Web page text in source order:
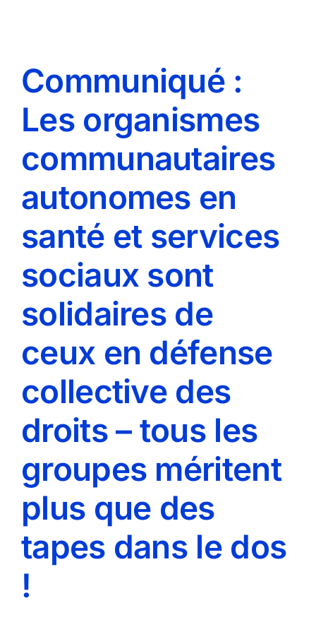
Communiqué :
Les organismes
communautaires
autonomes en
santé et services
sociaux sont
solidaires de
ceux en défense
collective des
droits – tous les
groupes méritent
plus que des
tapes dans le dos
!